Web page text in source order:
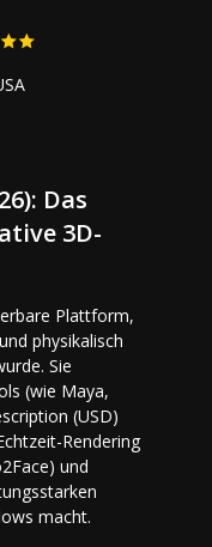
Das
3D-
Plattform,
physikalisch
Sie
(wie Maya,
(USD)
Rendering
und
macht.